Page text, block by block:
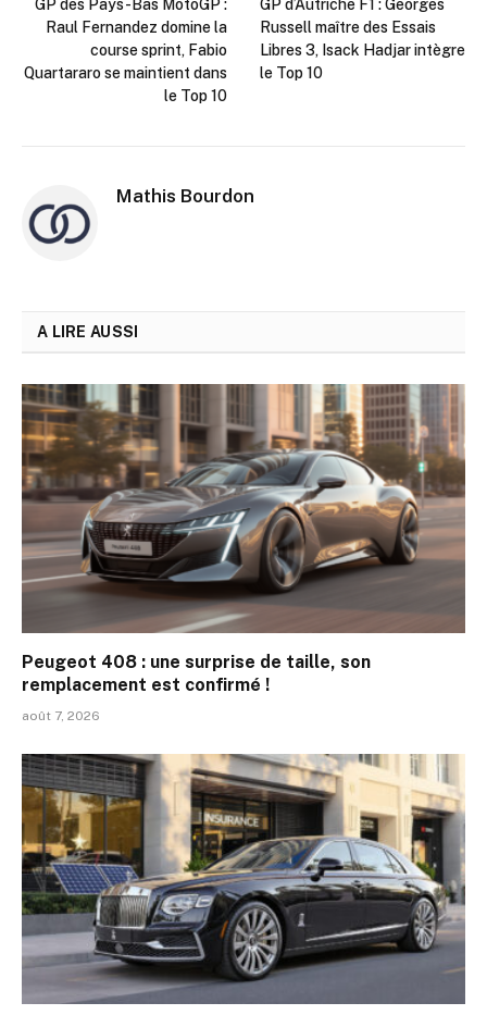
GP des Pays-Bas MotoGP :
Raul Fernandez domine la
course sprint, Fabio
Quartararo se maintient dans
le Top 10
GP d’Autriche F1 : Georges
Russell maître des Essais
Libres 3, Isack Hadjar intègre
le Top 10
Mathis Bourdon
A LIRE AUSSI
Peugeot 408 : une surprise de taille, son
remplacement est confirmé !
août 7, 2026